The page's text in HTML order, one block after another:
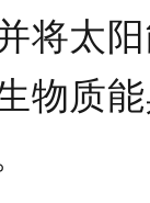
将太
物质